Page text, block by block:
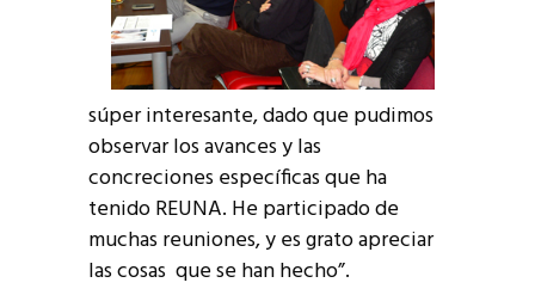
súper interesante, dado que pudimos
observar los avances y las
concreciones específicas que ha
tenido REUNA. He participado de
muchas reuniones, y es grato apreciar
las cosas que se han hecho”.